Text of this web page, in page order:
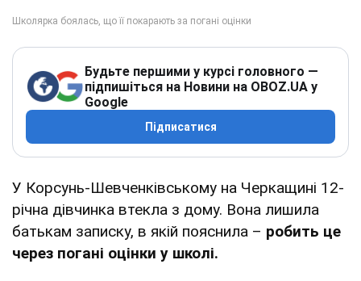
Будьте першими у курсі головного —
підпишіться на Новини на OBOZ.UA у
Google
Підписатися
У Корсунь-Шевченківському на Черкащині 12-
річна дівчинка втекла з дому. Вона лишила
батькам записку, в якій пояснила – робить це
через погані оцінки у школі.